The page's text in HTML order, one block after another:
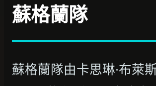
蘇格蘭隊
蘇格蘭隊由卡思琳·布萊